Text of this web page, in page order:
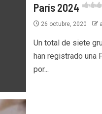
París 2024
26 octubre, 2020
Un total de siete
han registrado una
por...